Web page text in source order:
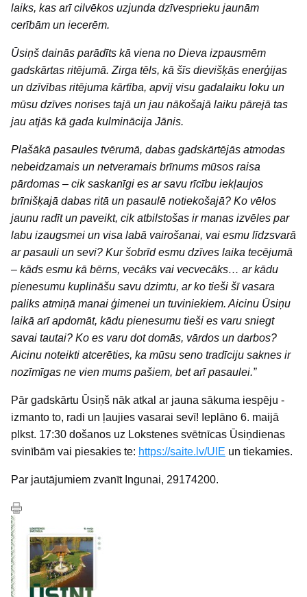
laiks, kas arī cilvēkos uzjunda dzīvesprieku jaunām
cerībām un iecerēm.
Ūsiņš dainās parādīts kā viena no Dieva izpausmēm
gadskārtas ritējumā. Zirga tēls, kā šīs dievišķās enerģijas
un dzīvības ritējuma kārtība, apvij visu gadalaiku loku un
mūsu dzīves norises tajā un jau nākošajā laiku pārejā tas
jau atjās kā gada kulminācija Jānis.
Plašākā pasaules tvērumā, dabas gadskārtējās atmodas
nebeidzamais un netveramais brīnums mūsos raisa
pārdomas – cik saskanīgi es ar savu rīcību iekļaujos
brīnišķajā dabas ritā un pasaulē notiekošajā? Ko vēlos
jaunu radīt un paveikt, cik atbilstošas ir manas izvēles par
labu izaugsmei un visa labā vairošanai, vai esmu līdzsvarā
ar pasauli un sevi? Kur šobrīd esmu dzīves laika tecējumā
– kāds esmu kā bērns, vecāks vai vecvecāks… ar kādu
pienesumu kuplināšu savu dzimtu, ar ko tieši šī vasara
paliks atmiņā manai ģimenei un tuviniekiem. Aicinu Ūsiņu
laikā arī apdomāt, kādu pienesumu tieši es varu sniegt
savai tautai? Ko es varu dot domās, vārdos un darbos?
Aicinu noteikti atcerēties, ka mūsu seno tradīciju saknes ir
nozīmīgas ne vien mums pašiem, bet arī pasaulei.”
Pār gadskārtu Ūsiņš nāk atkal ar jauna sākuma iespēju -
izmanto to, radi un ļaujies vasarai sevī! Ieplāno 6. maijā
plkst. 17:30 došanos uz Lokstenes svētnīcas Ūsiņdienas
svinībām vai piesakies te: https://saite.lv/UlE un tiekamies.
Par jautājumiem zvanīt Ingunai, 29174200.